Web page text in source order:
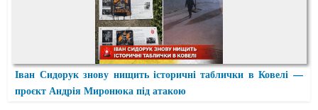
Іван Сидорук знову нищить історичні таблички в Ковелі —
проєкт Андрія Миронюка під атакою